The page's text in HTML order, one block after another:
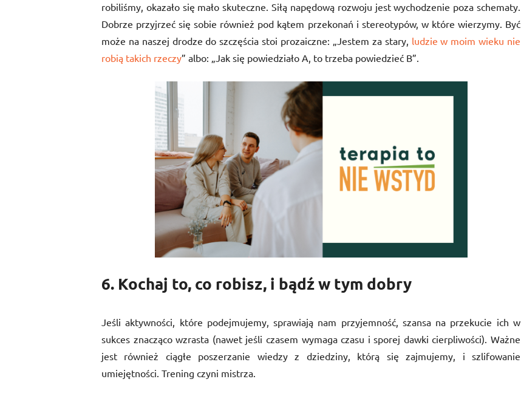
robiliśmy, okazało się mało skuteczne. Siłą napędową rozwoju jest wychodzenie poza schematy.
Dobrze przyjrzeć się sobie również pod kątem przekonań i stereotypów, w które wierzymy. Być
może na naszej drodze do szczęścia stoi prozaiczne: „Jestem za stary, ludzie w moim wieku nie
robią takich rzeczy” albo: „Jak się powiedziało A, to trzeba powiedzieć B”.
6. Kochaj to, co robisz, i bądź w tym dobry
Jeśli aktywności, które podejmujemy, sprawiają nam przyjemność, szansa na przekucie ich w
sukces znacząco wzrasta (nawet jeśli czasem wymaga czasu i sporej dawki cierpliwości). Ważne
jest również ciągłe poszerzanie wiedzy z dziedziny, którą się zajmujemy, i szlifowanie
umiejętności. Trening czyni mistrza.